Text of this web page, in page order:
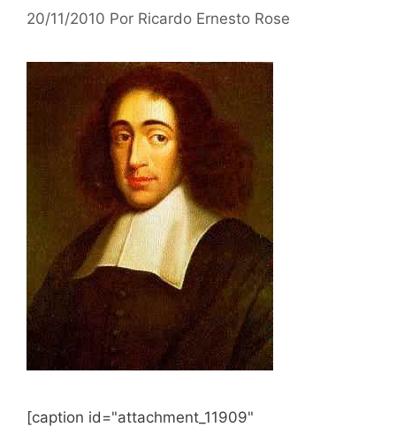
20/11/2010 Por Ricardo Ernesto Rose
[caption id="attachment_11909"